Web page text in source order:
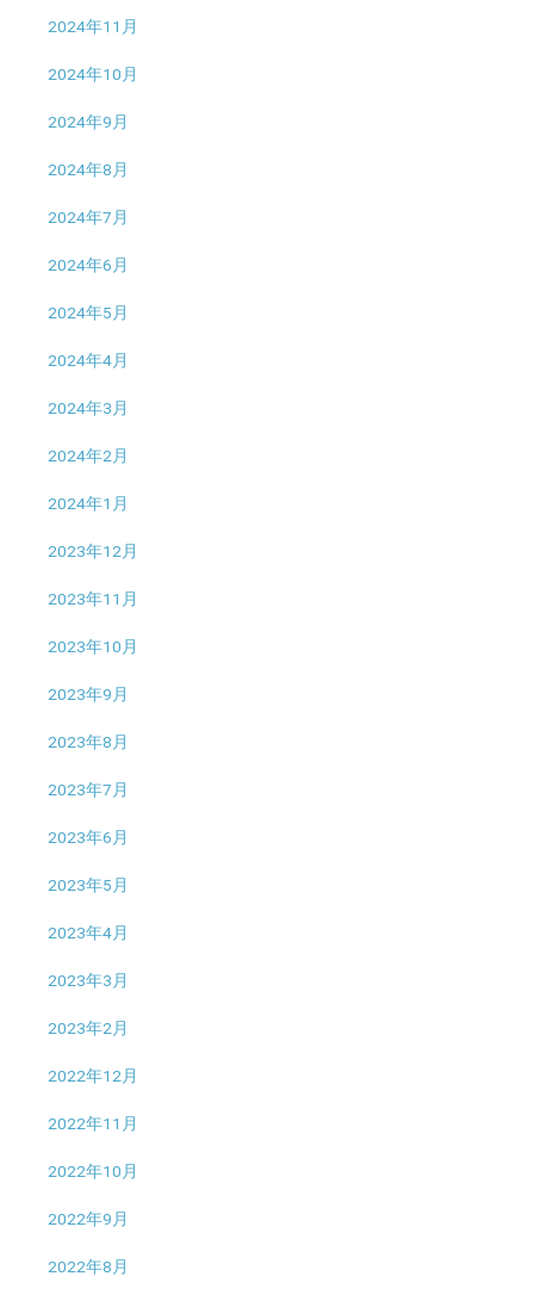
2024年11月
2024年10月
2024年9月
2024年8月
2024年7月
2024年6月
2024年5月
2024年4月
2024年3月
2024年2月
2024年1月
2023年12月
2023年11月
2023年10月
2023年9月
2023年8月
2023年7月
2023年6月
2023年5月
2023年4月
2023年3月
2023年2月
2022年12月
2022年11月
2022年10月
2022年9月
2022年8月